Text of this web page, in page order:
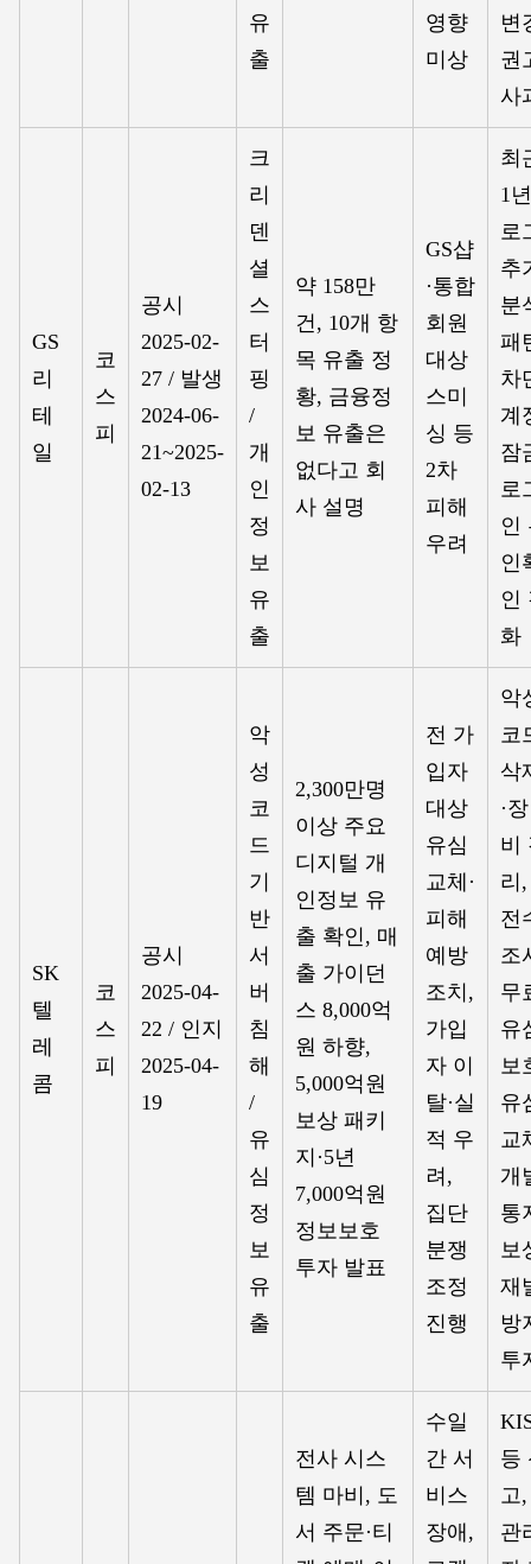
유
출
영향
미상
변
권
사
GS
리
테
일
코
스
피
공시
2025-02-
27 / 발생
2024-06-
21~2025-
02-13
크
리
덴
셜
스
터
핑
/
개
인
정
보
유
출
약 158만
건, 10개 항
목 유출 정
황, 금융정
보 유출은
없다고 회
사 설명
GS샵
·통합
회원
대상
스미
싱 등
2차
피해
우려
최
1년
로
추
분
패
차
계
잠
로
인
인
인
화
SK
텔
레
콤
코
스
피
공시
2025-04-
22 / 인지
2025-04-
19
악
성
코
드
기
반
서
버
침
해
/
유
심
정
보
유
출
2,300만명
이상 주요
디지털 개
인정보 유
출 확인, 매
출 가이던
스 8,000억
원 하향,
5,000억원
보상 패키
지·5년
7,000억원
정보보호
투자 발표
전 가
입자
대상
유심
교체·
피해
예방
조치,
가입
자 이
탈·실
적 우
려,
집단
분쟁
조정
진행
악
코
삭
·장
비
리,
전
조
무
유
보
유
교
개
통
보
재
방
투
전사 시스
템 마비, 도
서 주문·티
수일
간 서
비스
장애,
등
고,
관